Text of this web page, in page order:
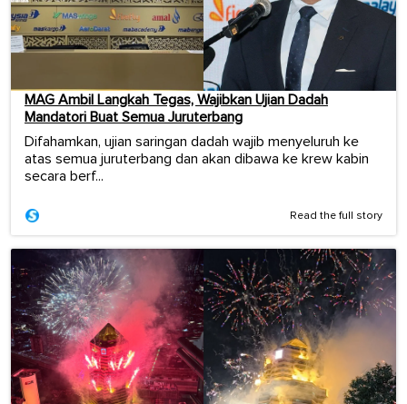
MAG Ambil Langkah Tegas, Wajibkan Ujian Dadah
Mandatori Buat Semua Juruterbang
Difahamkan, ujian saringan dadah wajib menyeluruh ke
atas semua juruterbang dan akan dibawa ke krew kabin
secara berf...
Read the full story